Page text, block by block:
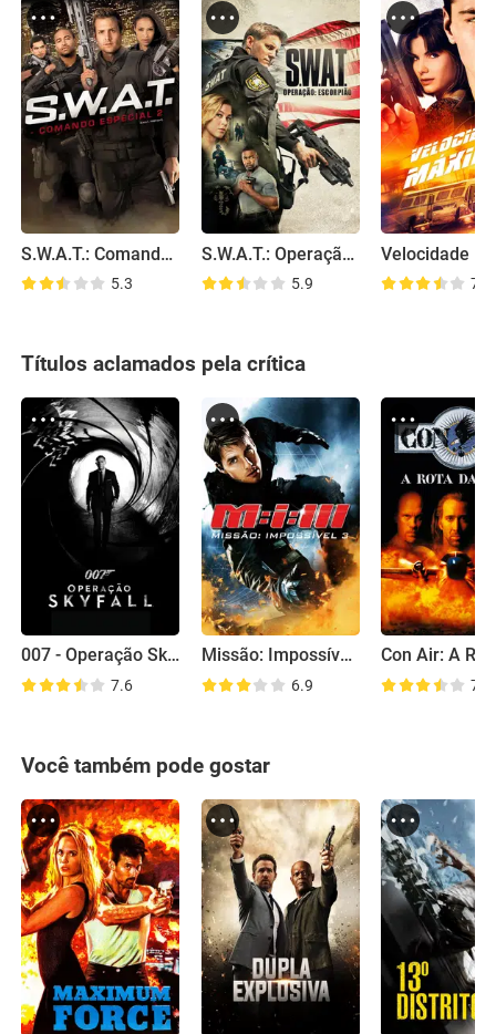
S.W.A.T.: Comando Especial 2
5.3
S.W.A.T.: Operação Escorpião
5.9
Velocidade
7.6
Títulos aclamados pela crítica
007 - Operação Skyfall
7.6
Missão: Impossível 3
6.9 7.2
Você também pode gostar